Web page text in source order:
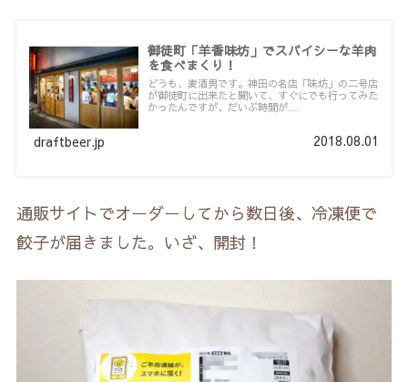
御徒町「羊香味坊」でスパイシーな羊肉
を食べまくり！
どうも、麦酒男です。神田の名店「味坊」の二号店
が御徒町に出来たと聞いて、すぐにでも行ってみた
かったんですが、だいぶ時間が....
draftbeer.jp 2018.08.01
通販サイトでオーダーしてから数日後、冷凍便で
餃子が届きました。いざ、開封！